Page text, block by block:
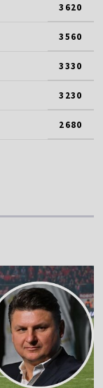
3620
3560
3330
3230
2680